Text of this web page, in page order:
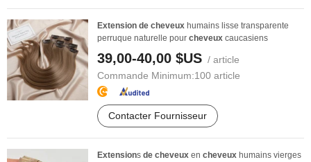
Extension de cheveux humains lisse transparente
perruque naturelle pour cheveux caucasiens
39,00-40,00 $US / article
Commande Minimum:100 article
Contacter Fournisseur
Extensions de cheveux en cheveux humains vierges